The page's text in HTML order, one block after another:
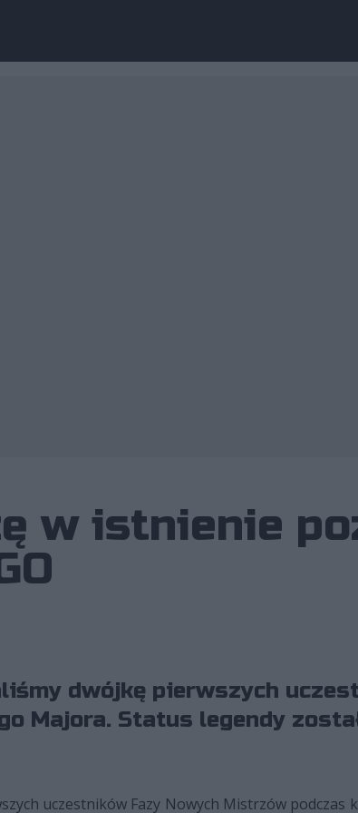
w istnienie
dwójkę pierwszych
Majora. Status legendy
uczestników Fazy Nowych Mistrzów podczas